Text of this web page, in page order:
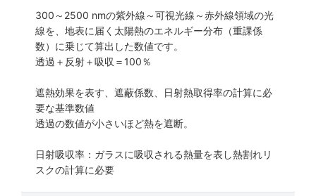
300～2500 nmの紫外線～可視光線～赤外線領域の光
線を、地表に届く太陽熱のエネルギー分布（重課係
数）に乗じて算出した数値です。
透過＋反射＋吸収＝100％
遮熱効果を表す、遮蔽係数、日射熱取得率の計算に必
要な基準数値
透過の数値が小さいほど熱を遮断。
日射吸収率：ガラスに吸収される熱量を表し熱割れリ
スクの計算に必要